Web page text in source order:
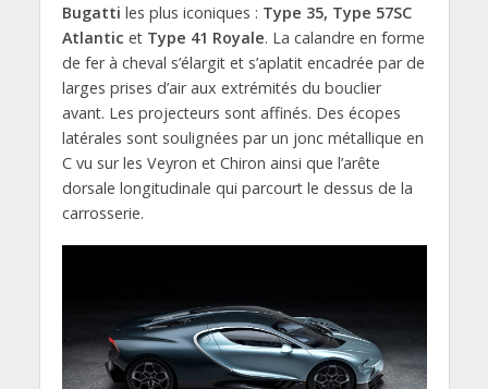
Bugatti les plus iconiques : Type 35, Type 57SC
Atlantic et Type 41 Royale. La calandre en forme
de fer à cheval s’élargit et s’aplatit encadrée par de
larges prises d’air aux extrémités du bouclier
avant. Les projecteurs sont affinés. Des écopes
latérales sont soulignées par un jonc métallique en
C vu sur les Veyron et Chiron ainsi que l’arête
dorsale longitudinale qui parcourt le dessus de la
carrosserie.